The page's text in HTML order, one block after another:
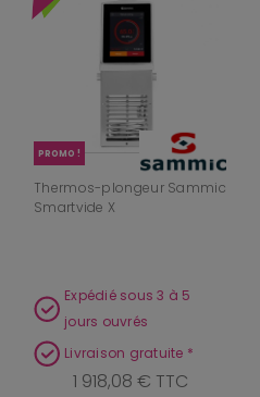
PROMO !
Thermos-plongeur Sammic
Smartvide X
Expédié sous 3 à 5
jours ouvrés
Livraison gratuite *
1 918,08 € TTC